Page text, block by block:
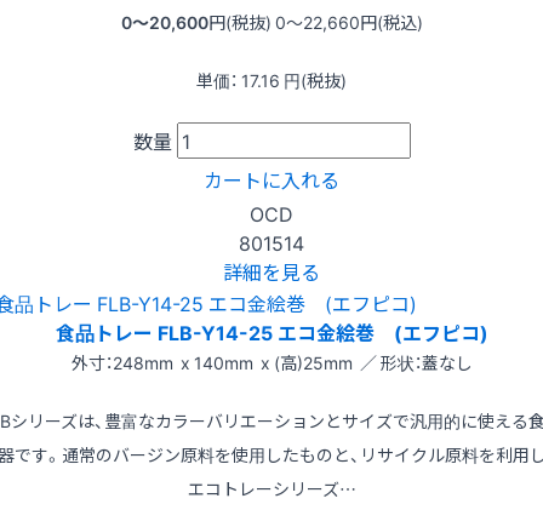
0〜20,600円(税抜) 0〜22,660円(税込)
単価： 17.16 円(税抜)
数量
カートに入れる
OCD
801514
詳細を見る
食品トレー FLB-Y14-25 エコ金絵巻 (エフピコ)
外寸：248mm x 140mm x (高)25mm ／ 形状：蓋なし
シリーズは、豊富なカラーバリエーションとサイズで汎用的に使える
です。通常のバージン原料を使用したものと、リサイクル原料を利用
エコトレーシリーズ…